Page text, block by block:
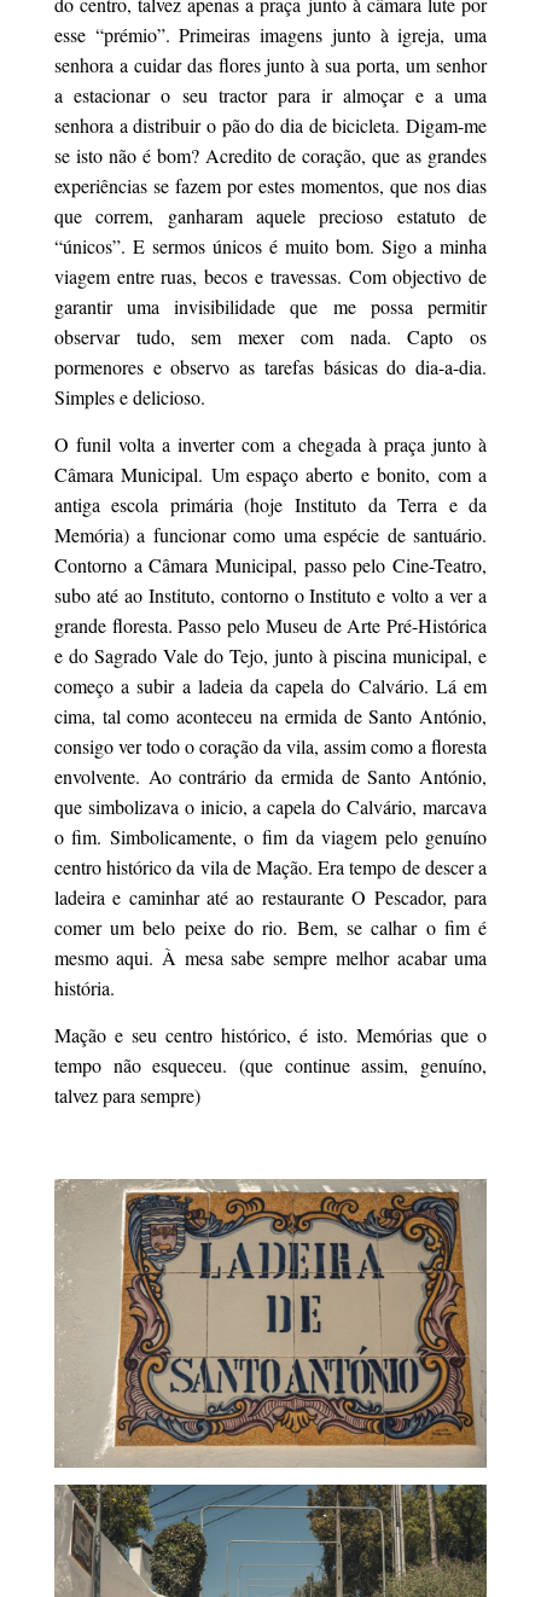
esse “prémio”. Primeiras imagens junto à igreja, uma
senhora a cuidar das flores junto à sua porta, um senhor
a estacionar o seu tractor para ir almoçar e a uma
senhora a distribuir o pão do dia de bicicleta. Digam-me
se isto não é bom? Acredito de coração, que as grandes
experiências se fazem por estes momentos, que nos dias
que correm, ganharam aquele precioso estatuto de
“únicos”. E sermos únicos é muito bom. Sigo a minha
viagem entre ruas, becos e travessas. Com objectivo de
garantir uma invisibilidade que me possa permitir
observar tudo, sem mexer com nada. Capto os
pormenores e observo as tarefas básicas do dia-a-dia.
Simples e delicioso.
O funil volta a inverter com a chegada à praça junto à
Câmara Municipal. Um espaço aberto e bonito, com a
antiga escola primária (hoje Instituto da Terra e da
Memória) a funcionar como uma espécie de santuário.
Contorno a Câmara Municipal, passo pelo Cine-Teatro,
subo até ao Instituto, contorno o Instituto e volto a ver a
grande floresta. Passo pelo Museu de Arte Pré-Histórica
e do Sagrado Vale do Tejo, junto à piscina municipal, e
começo a subir a ladeia da capela do Calvário. Lá em
cima, tal como aconteceu na ermida de Santo António,
consigo ver todo o coração da vila, assim como a floresta
envolvente. Ao contrário da ermida de Santo António,
que simbolizava o inicio, a capela do Calvário, marcava
o fim. Simbolicamente, o fim da viagem pelo genuíno
centro histórico da vila de Mação. Era tempo de descer a
ladeira e caminhar até ao restaurante O Pescador, para
comer um belo peixe do rio. Bem, se calhar o fim é
mesmo aqui. À mesa sabe sempre melhor acabar uma
história.
Mação e seu centro histórico, é isto. Memórias que o
tempo não esqueceu. (que continue assim, genuíno,
talvez para sempre)